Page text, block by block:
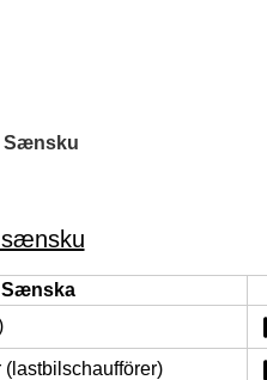
Sænsku
Sænska